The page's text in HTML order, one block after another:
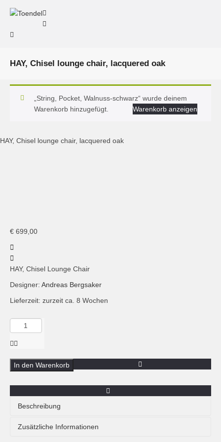
HAY, Chisel lounge chair, lacquered oak
„String, Pocket, Walnuss-schwarz“ wurde deinem
Warenkorb hinzugefügt.
Warenkorb anzeigen
HAY, Chisel lounge chair, lacquered oak
€ 699,00
HAY, Chisel Lounge Chair
Designer: Andreas Bergsaker
Lieferzeit: zurzeit ca. 8 Wochen
Menge
HAY,
Chisel
chair,
lacquered
In den Warenkorb
Beschreibung
Der Chisel Lounge Chair von Andreas Bergsaker für HAY
Zusätzliche Informationen